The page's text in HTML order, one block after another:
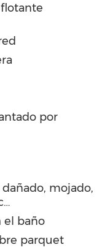
por
mojado,
el baño
parquet